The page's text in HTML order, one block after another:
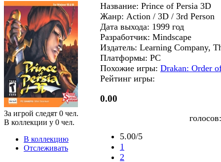
За игрой следят 0 чел.
В коллекции у 0 чел.
В коллекцию
Отслеживать
Название: Prince of Persia 3D
Жанр: Action / 3D / 3rd Person
Дата выхода: 1999 год
Разработчик: Mindscape
Издатель: Learning Company,
Платформы: PC
Похожие игры: Drakan: Order
Рейтинг игры:
0.00
5.00/5
1
2